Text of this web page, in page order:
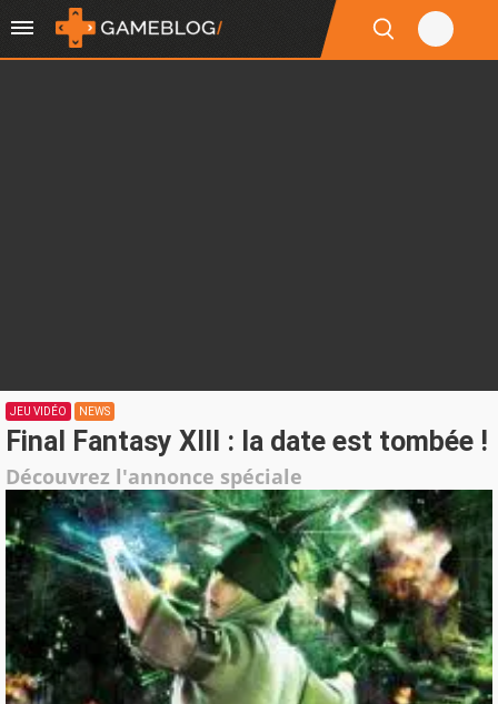
JEU VIDÉO NEWS
Final Fantasy XIII : la date est tombée !
Découvrez l'annonce spéciale